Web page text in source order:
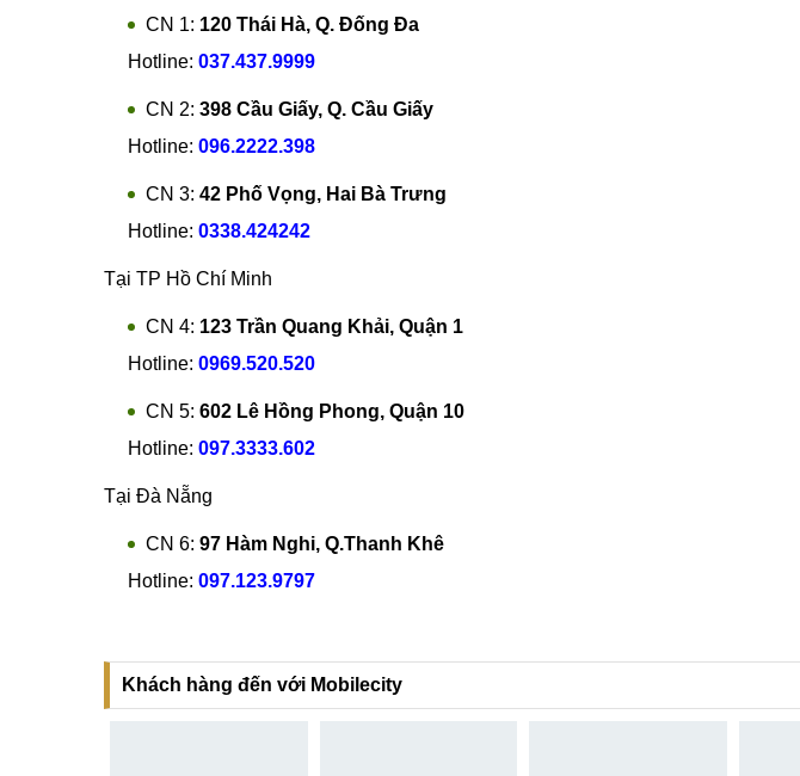
CN 1: 120 Thái Hà, Q. Đống Đa
Hotline: 037.437.9999
CN 2: 398 Cầu Giấy, Q. Cầu Giấy
Hotline: 096.2222.398
CN 3: 42 Phố Vọng, Hai Bà Trưng
Hotline: 0338.424242
Tại TP Hồ Chí Minh
CN 4: 123 Trần Quang Khải, Quận 1
Hotline: 0969.520.520
CN 5: 602 Lê Hồng Phong, Quận 10
Hotline: 097.3333.602
Tại Đà Nẵng
CN 6: 97 Hàm Nghi, Q.Thanh Khê
Hotline: 097.123.9797
Khách hàng đến với Mobilecity